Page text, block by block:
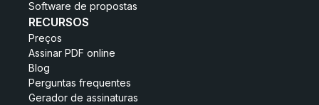
Software de propostas
RECURSOS
Preços
Assinar PDF online
Blog
Perguntas frequentes
Gerador de assinaturas